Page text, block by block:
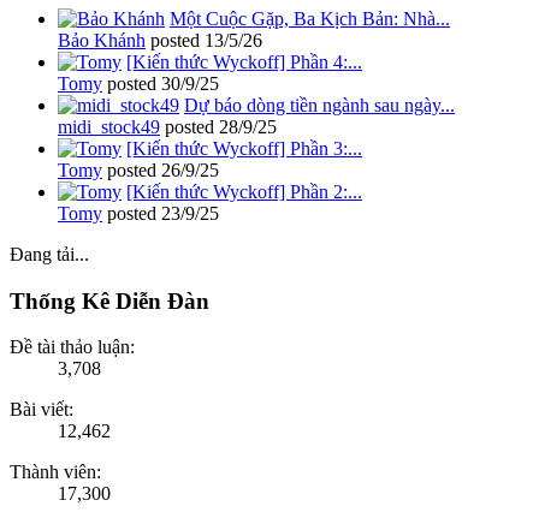
Một Cuộc Gặp, Ba Kịch Bản: Nhà...
Bảo Khánh posted 13/5/26
[Kiến thức Wyckoff] Phần 4:...
Tomy posted 30/9/25
Dự báo dòng tiền ngành sau ngày...
midi_stock49 posted 28/9/25
[Kiến thức Wyckoff] Phần 3:...
Tomy posted 26/9/25
[Kiến thức Wyckoff] Phần 2:...
Tomy posted 23/9/25
Đang tải...
Thống Kê Diễn Đàn
Đề tài thảo luận:
3,708
Bài viết:
12,462
Thành viên:
17,300